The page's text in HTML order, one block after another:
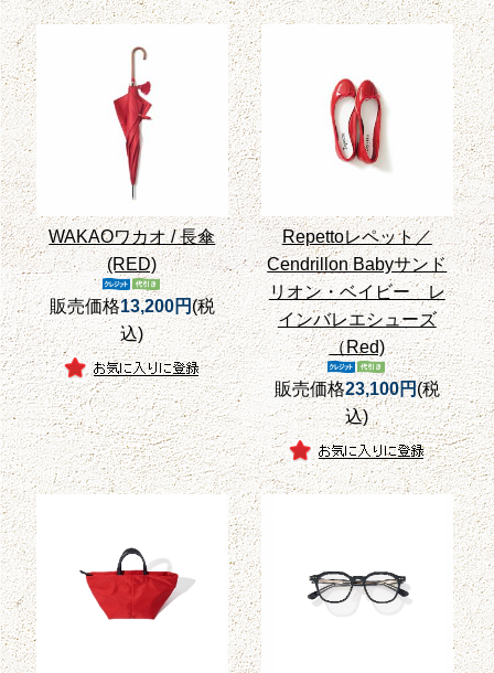
WAKAOワカオ / 長傘
(RED)
販売価格13,200円(税
込)
Repettoレペット／
Cendrillon Babyサンド
リオン・ベイビー レ
インバレエシューズ
（Red)
販売価格23,100円(税
込)